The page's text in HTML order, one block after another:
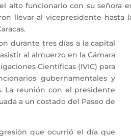
alto funcionario con su señora
llevar al vicepresidente hasta
durante tres días a la capital
al almuerzo en la Cámara
Científicas (IVIC) para
gubernamentales y
La reunión con el presidente
a un costado del Paseo de
que ocurrió el día que